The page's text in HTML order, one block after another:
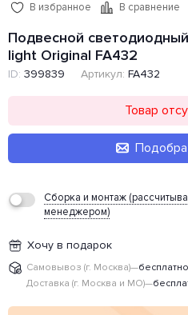
В избранное В сравнение
Подвесной
light Original FA432
ID: 399839 Артикул: FA432
Товар
Сборка и монтаж
менеджером)
Хочу в подарок
Самовывоз (г. Москва)—
Доставка (г. Москва и МО)—